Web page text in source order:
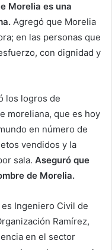
Morelia es una
Agregó que Morelia
en las personas que
con dignidad y
los logros de
moreliana, que es hoy
en número de
vendidos y la
sala. Aseguró que
de Morelia.
Ingeniero Civil de
Ramírez,
en el sector